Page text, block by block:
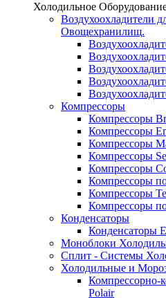
Холодильное
Воздухоохладители
Овощехранилищ.
Компрессоры
Компрессоры
Компрессоры
Компрессоры
Компрессоры
Компрессоры
Компрессоры
Компрессоры
Компрессоры
Конденсаторы
Конденсаторы
Моноблоки
Сплит - Системы
Холодильные и
Компрессорно-
Polair